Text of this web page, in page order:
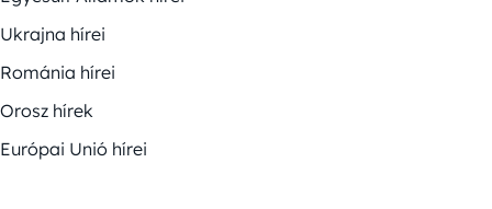
Ukrajna hírei
Románia hírei
Orosz hírek
Európai Unió hírei